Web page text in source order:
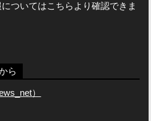
ついてはこちらより確認できま
ら
）